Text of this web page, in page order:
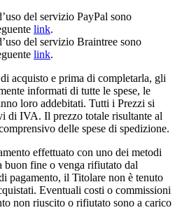
del servizio PayPal sono
link.
del servizio Braintree sono
link.
acquisto e prima di completarla, gli
informati di tutte le spese, le
loro addebitati. Tutti i Prezzi si
di IVA. Il prezzo totale risultante al
delle spese di spedizione.
effettuato con uno dei metodi
buon fine o venga rifiutato dal
pagamento, il Titolare non è tenuto
Eventuali costi o commissioni
non riuscito o rifiutato sono a carico